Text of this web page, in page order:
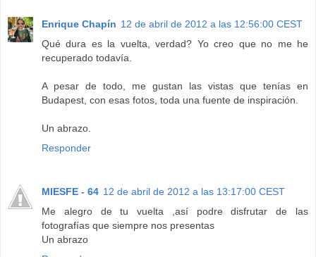
Enrique Chapín 12 de abril de 2012 a las 12:56:00 CEST
Qué dura es la vuelta, verdad? Yo creo que no me he
recuperado todavía.
A pesar de todo, me gustan las vistas que tenías en
Budapest, con esas fotos, toda una fuente de inspiración.
Un abrazo.
Responder
MIESFE - 64 12 de abril de 2012 a las 13:17:00 CEST
Me alegro de tu vuelta ,así podre disfrutar de las
fotografías que siempre nos presentas
Un abrazo